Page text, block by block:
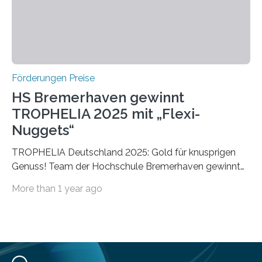
Förderungen Preise
HS Bremerhaven gewinnt
TROPHELIA 2025 mit „Flexi-
Nuggets“
TROPHELIA Deutschland 2025: Gold für knusprigen
Genuss! Team der Hochschule Bremerhaven gewinnt
ECOTROPHELIAMit der Produktidee “Flexi-Nuggets”
Studierende der Lebensmittelwissenschaften und
More than 1 year ago